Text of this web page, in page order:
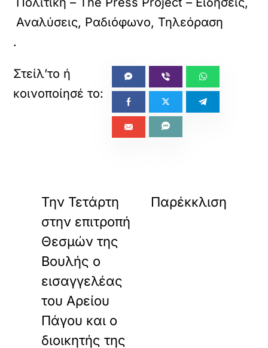
Αναλύσεις, Ραδιόφωνο, Τηλεόραση
.
Την Τετάρτη
στην επιτροπή
Θεσμών της
Βουλής ο
εισαγγελέας
του Αρείου
Πάγου και ο
διοικητής της
Παρέκκλιση